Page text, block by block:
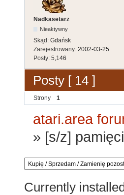
Nadkasetarz
Nieaktywny
Skąd: Gdańsk
Zarejestrowany: 2002-03-25
Posty: 5,146
Posty [ 14 ]
Strony 1
atari.area
» [s/z]
Currently